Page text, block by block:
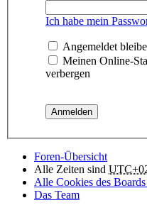
Ich habe mein
Angemeldet
Meinen Online-
verbergen
Foren-Übersicht
Alle Zeiten sind
Alle Cookies des Boards
Das Team